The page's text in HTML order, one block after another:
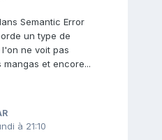
Semantic Error
un type de
ne voit pas
et encore...
à 21:10